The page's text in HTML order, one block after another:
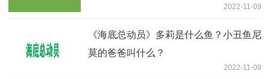
2022-11-09
《海底总动员》多莉是什么鱼？小丑鱼尼
莫的爸爸叫什么？
2022-11-09